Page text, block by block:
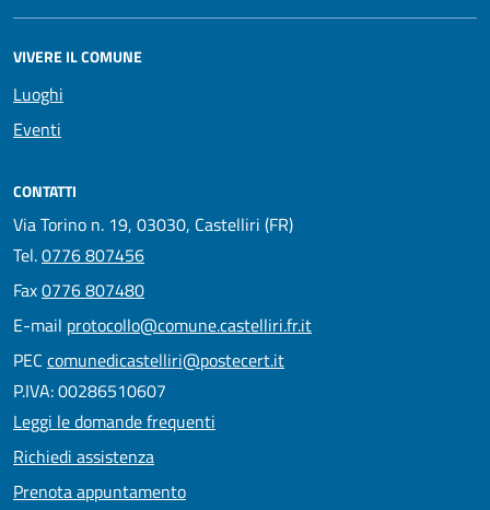
VIVERE IL COMUNE
Luoghi
Eventi
CONTATTI
Via Torino n. 19, 03030, Castelliri (FR)
Tel.0776 807456
Fax0776 807480
E-mail protocollo@comune.castelliri.fr.it
PEC comunedicastelliri@postecert.it
P.IVA: 00286510607
Leggi le domande frequenti
Richiedi assistenza
Prenota appuntamento